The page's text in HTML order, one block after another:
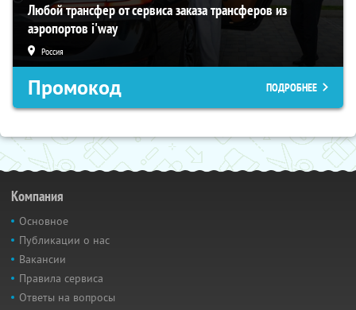
Любой трансфер от сервиса заказа трансферов из
аэропортов i'way
Россия
Промокод ПОДРОБНЕЕ
Компания
Основное
Публикации о нас
Вакансии
Правила сервиса
Ответы на вопросы